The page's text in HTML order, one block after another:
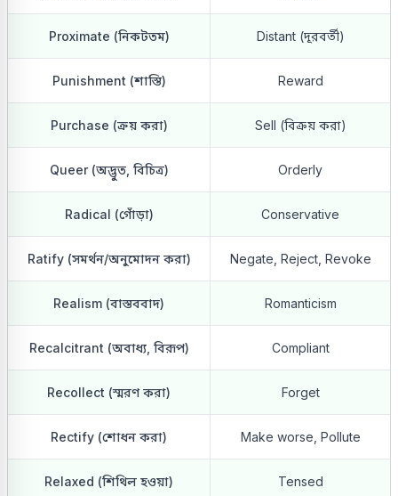
Proximate (নিকটতম) Distant (দূরবর্তী)
Punishment (শাস্তি) Reward
Purchase (ক্রয় করা) Sell (বিক্রয় করা)
Queer (অদ্ভুত, বিচিত্র) Orderly
Radical (গোঁড়া) Conservative
Ratify (সমর্থন/অনুমোদন করা) Negate, Reject, Revoke
Realism (বাস্তববাদ) Romanticism
Recalcitrant (অবাধ্য, বিরূপ) Compliant
Recollect (স্মরণ করা) Forget
Rectify (শোধন করা) Make worse, Pollute
Relaxed (শিথিল হওয়া) Tensed